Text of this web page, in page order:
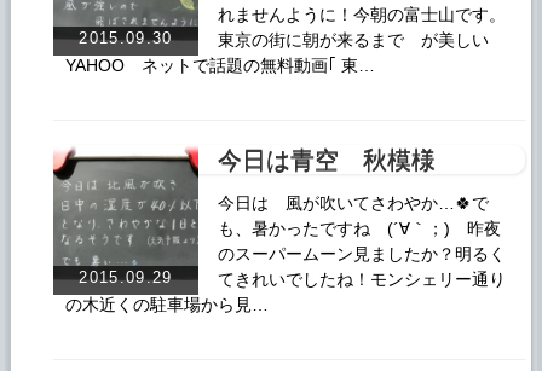
2015.09.30
れませんように！今朝の富士山です。
東京の街に朝が来るまで が美しい
YAHOO ネットで話題の無料動画｢ 東…
2015.09.29
今日は青空 秋模様
今日は 風が吹いてさわやか…🍀で
も、暑かったですね (´∀｀；)ゞ昨夜
のスーパームーン見ましたか？明るく
てきれいでしたね！モンシェリー通り
の木近くの駐車場から見…